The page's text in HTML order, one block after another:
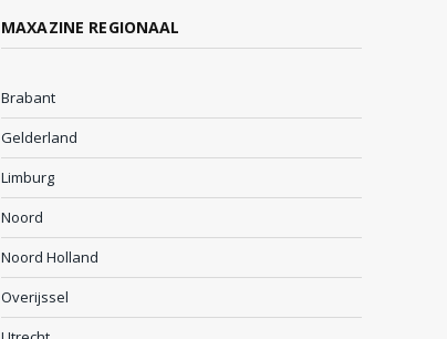
MAXAZINE REGIONAAL
Brabant
Gelderland
Limburg
Noord
Noord Holland
Overijssel